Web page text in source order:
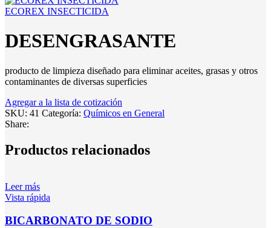
ECOREX INSECTICIDA
DESENGRASANTE
producto de limpieza diseñado para eliminar aceites, grasas y otros
contaminantes de diversas superficies
Agregar a la lista de cotización
SKU: 41 Categoría: Químicos en General
Share:
Productos relacionados
Leer más
Vista rápida
BICARBONATO DE SODIO